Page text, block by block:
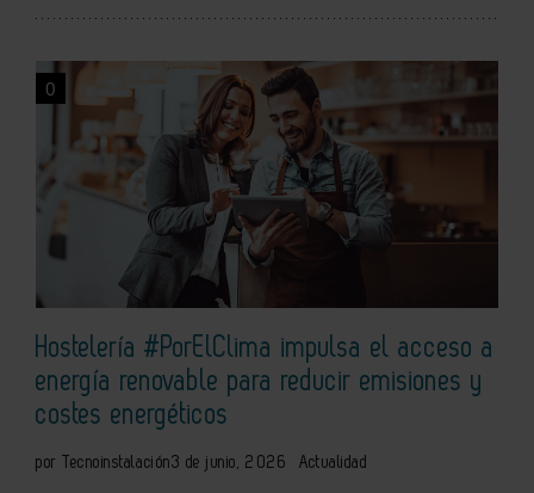
0
Hostelería #PorElClima impulsa el acceso a
energía renovable para reducir emisiones y
costes energéticos
por Tecnoinstalación3 de junio, 2026 Actualidad